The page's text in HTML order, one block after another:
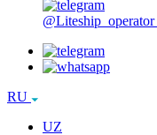
@Liteship_operator
RU
UZ